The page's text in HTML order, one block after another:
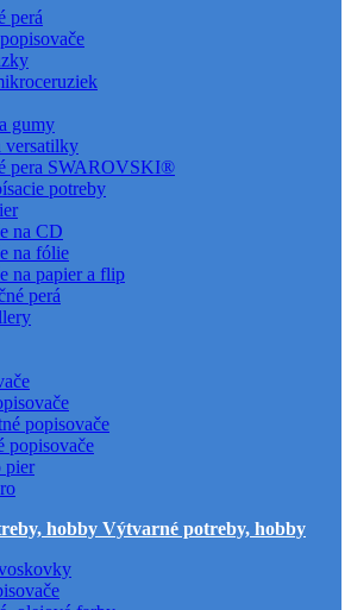
perá
gumy
versatilky
pera SWAROVSKI®
potreby
na CD
na fólie
na papier a flip
perá
popisovače
popisovače
pier
Výtvarné potreby, hobby